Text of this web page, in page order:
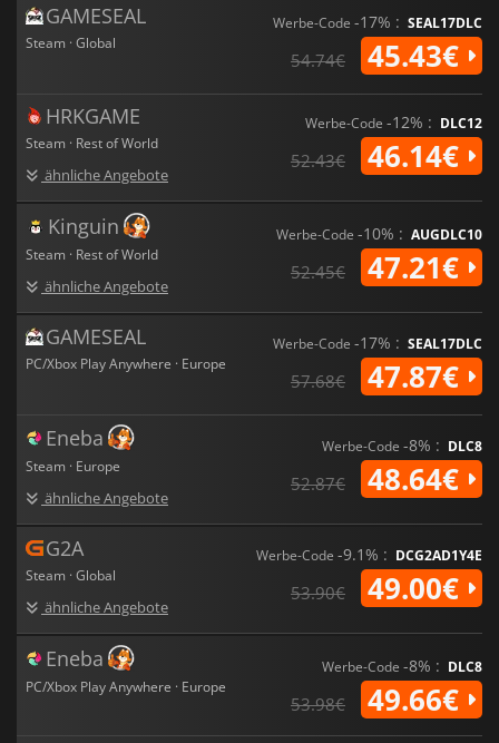
GAMESEAL
Steam · Global
Werbe-Code -17% : SEAL17DLC
54.74€ 45.43€
HRKGAME
Steam · Rest of World
ähnliche Angebote
Werbe-Code -12% : DLC12
52.43€ 46.14€
Kinguin
Steam · Rest of World
ähnliche Angebote
Werbe-Code -10% : AUGDLC10
52.45€ 47.21€
GAMESEAL
PC/Xbox Play Anywhere · Europe
Werbe-Code -17% : SEAL17DLC
57.68€ 47.87€
Eneba
Steam · Europe
ähnliche Angebote
Werbe-Code -8% : DLC8
52.87€ 48.64€
G2A
Steam · Global
ähnliche Angebote
Werbe-Code -9.1% : DCG2AD1Y4E
53.90€ 49.00€
Eneba
PC/Xbox Play Anywhere · Europe
Werbe-Code -8% : DLC8
53.98€ 49.66€